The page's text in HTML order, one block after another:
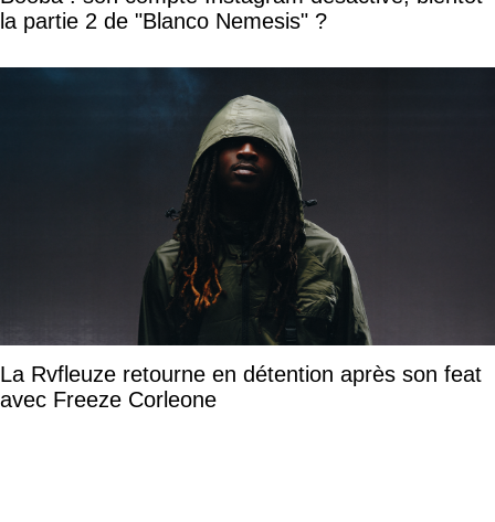
la partie 2 de "Blanco Nemesis" ?
La Rvfleuze retourne en détention après son feat
avec Freeze Corleone